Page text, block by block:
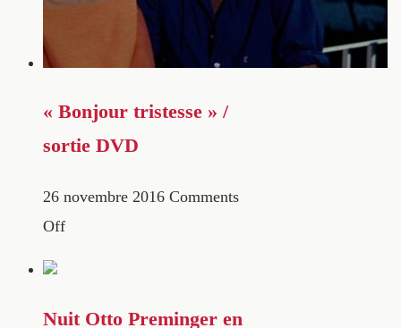
« Bonjour tristesse » /
sortie DVD
26 novembre 2016 Comments
Off
Nuit Otto Preminger en